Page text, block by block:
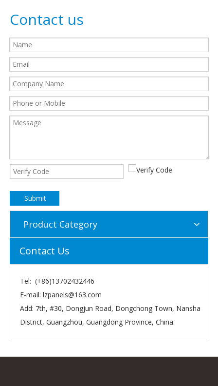
Contact us
Submit
Product Category
Contact Us
Tel: (+86)13702432446
E-mail: lzpanels@163.com
Add: 7th, #30, Dongjun Road, Dongchong Town, Nansha
District, Guangzhou, Guangdong Province, China.